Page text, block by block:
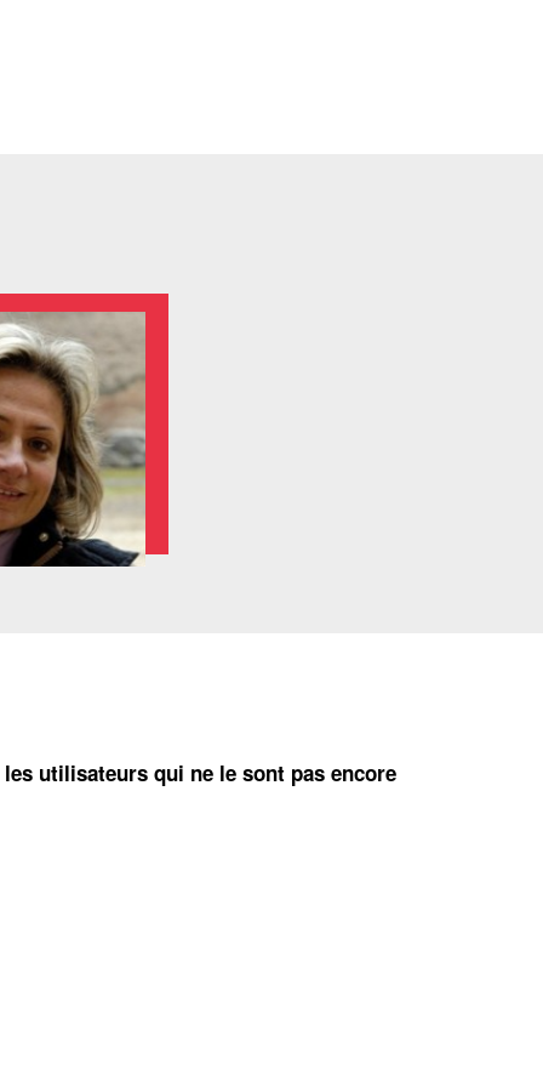
utilisateurs qui ne le sont pas encore